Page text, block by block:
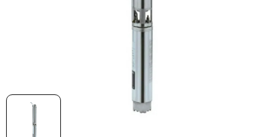
Насосы серии Sub TWU 4-QC Wilo